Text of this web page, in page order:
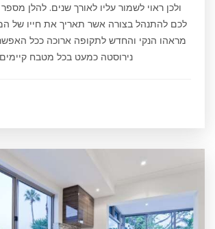
ולכן ראוי לשמור עליו לאורך שנים. להלן
לכם להתנהל בצורה אשר תאריך את חייו של
מראהו הנקי והחדש לתקופה ארוכה ככל
נירוסטה כמעט בכל מטבח